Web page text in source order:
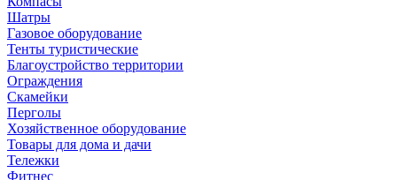
Шатры
Газовое оборудование
Тенты туристические
Благоустройство территории
Ограждения
Скамейки
Перголы
Хозяйственное оборудование
Товары для дома и дачи
Тележки
Фитнес